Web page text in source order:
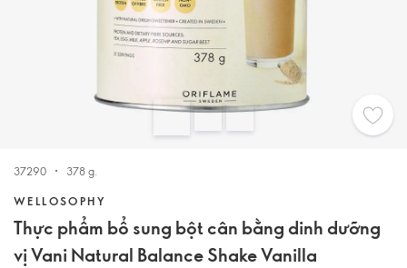
37290 378 g.
WELLOSOPHY
Thực phẩm bổ sung bột cân bằng dinh dưỡng
vị Vani Natural Balance Shake Vanilla